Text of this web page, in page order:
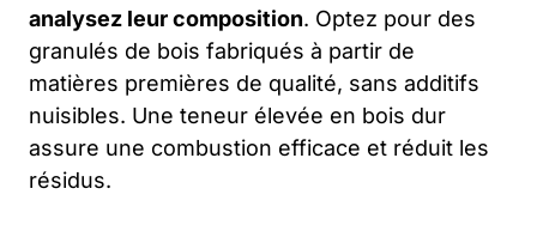
analysez leur composition. Optez pour des
granulés de bois fabriqués à partir de
matières premières de qualité, sans additifs
nuisibles. Une teneur élevée en bois dur
assure une combustion efficace et réduit les
résidus.